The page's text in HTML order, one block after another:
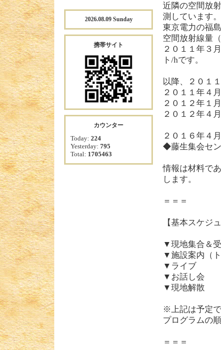
近隣の空間放
測しています。
東京電力の福
空間放射線量
２０１１年３
ト/hです。
以降、２０１
２０１１年４
２０１２年１
２０１２年４
２０１６年４
◆藤生集会セン
情報は材料で
します。
＝＝＝
【基本スケジ
▼現地集合＆
▼施設案内（
▼ライブ
▼お話し会
▼現地解散
※上記は予定
プログラムの
＝＝＝
2026.08.09 Sunday
携帯サイト
カウンター
Today: 224
Yesterday: 795
Total: 1705463